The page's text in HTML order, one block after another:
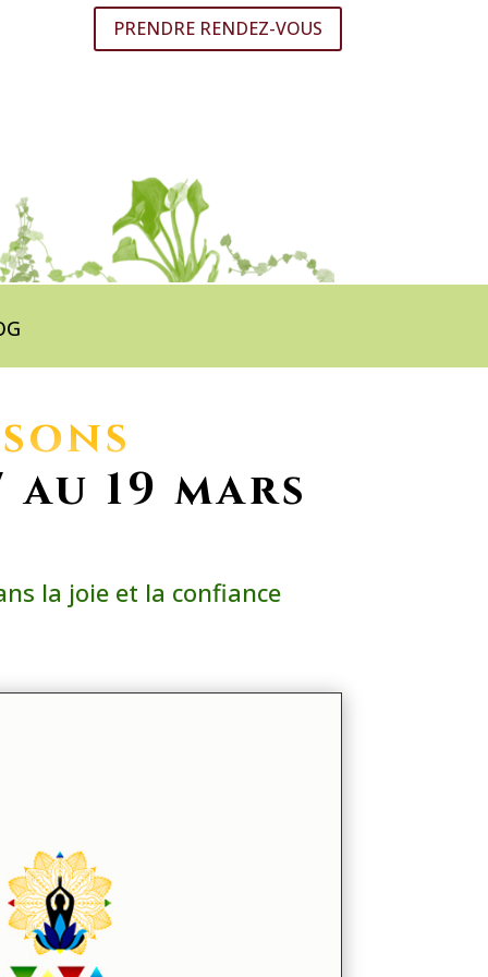
PRENDRE RENDEZ-VOUS
19 mars
la joie et la confiance